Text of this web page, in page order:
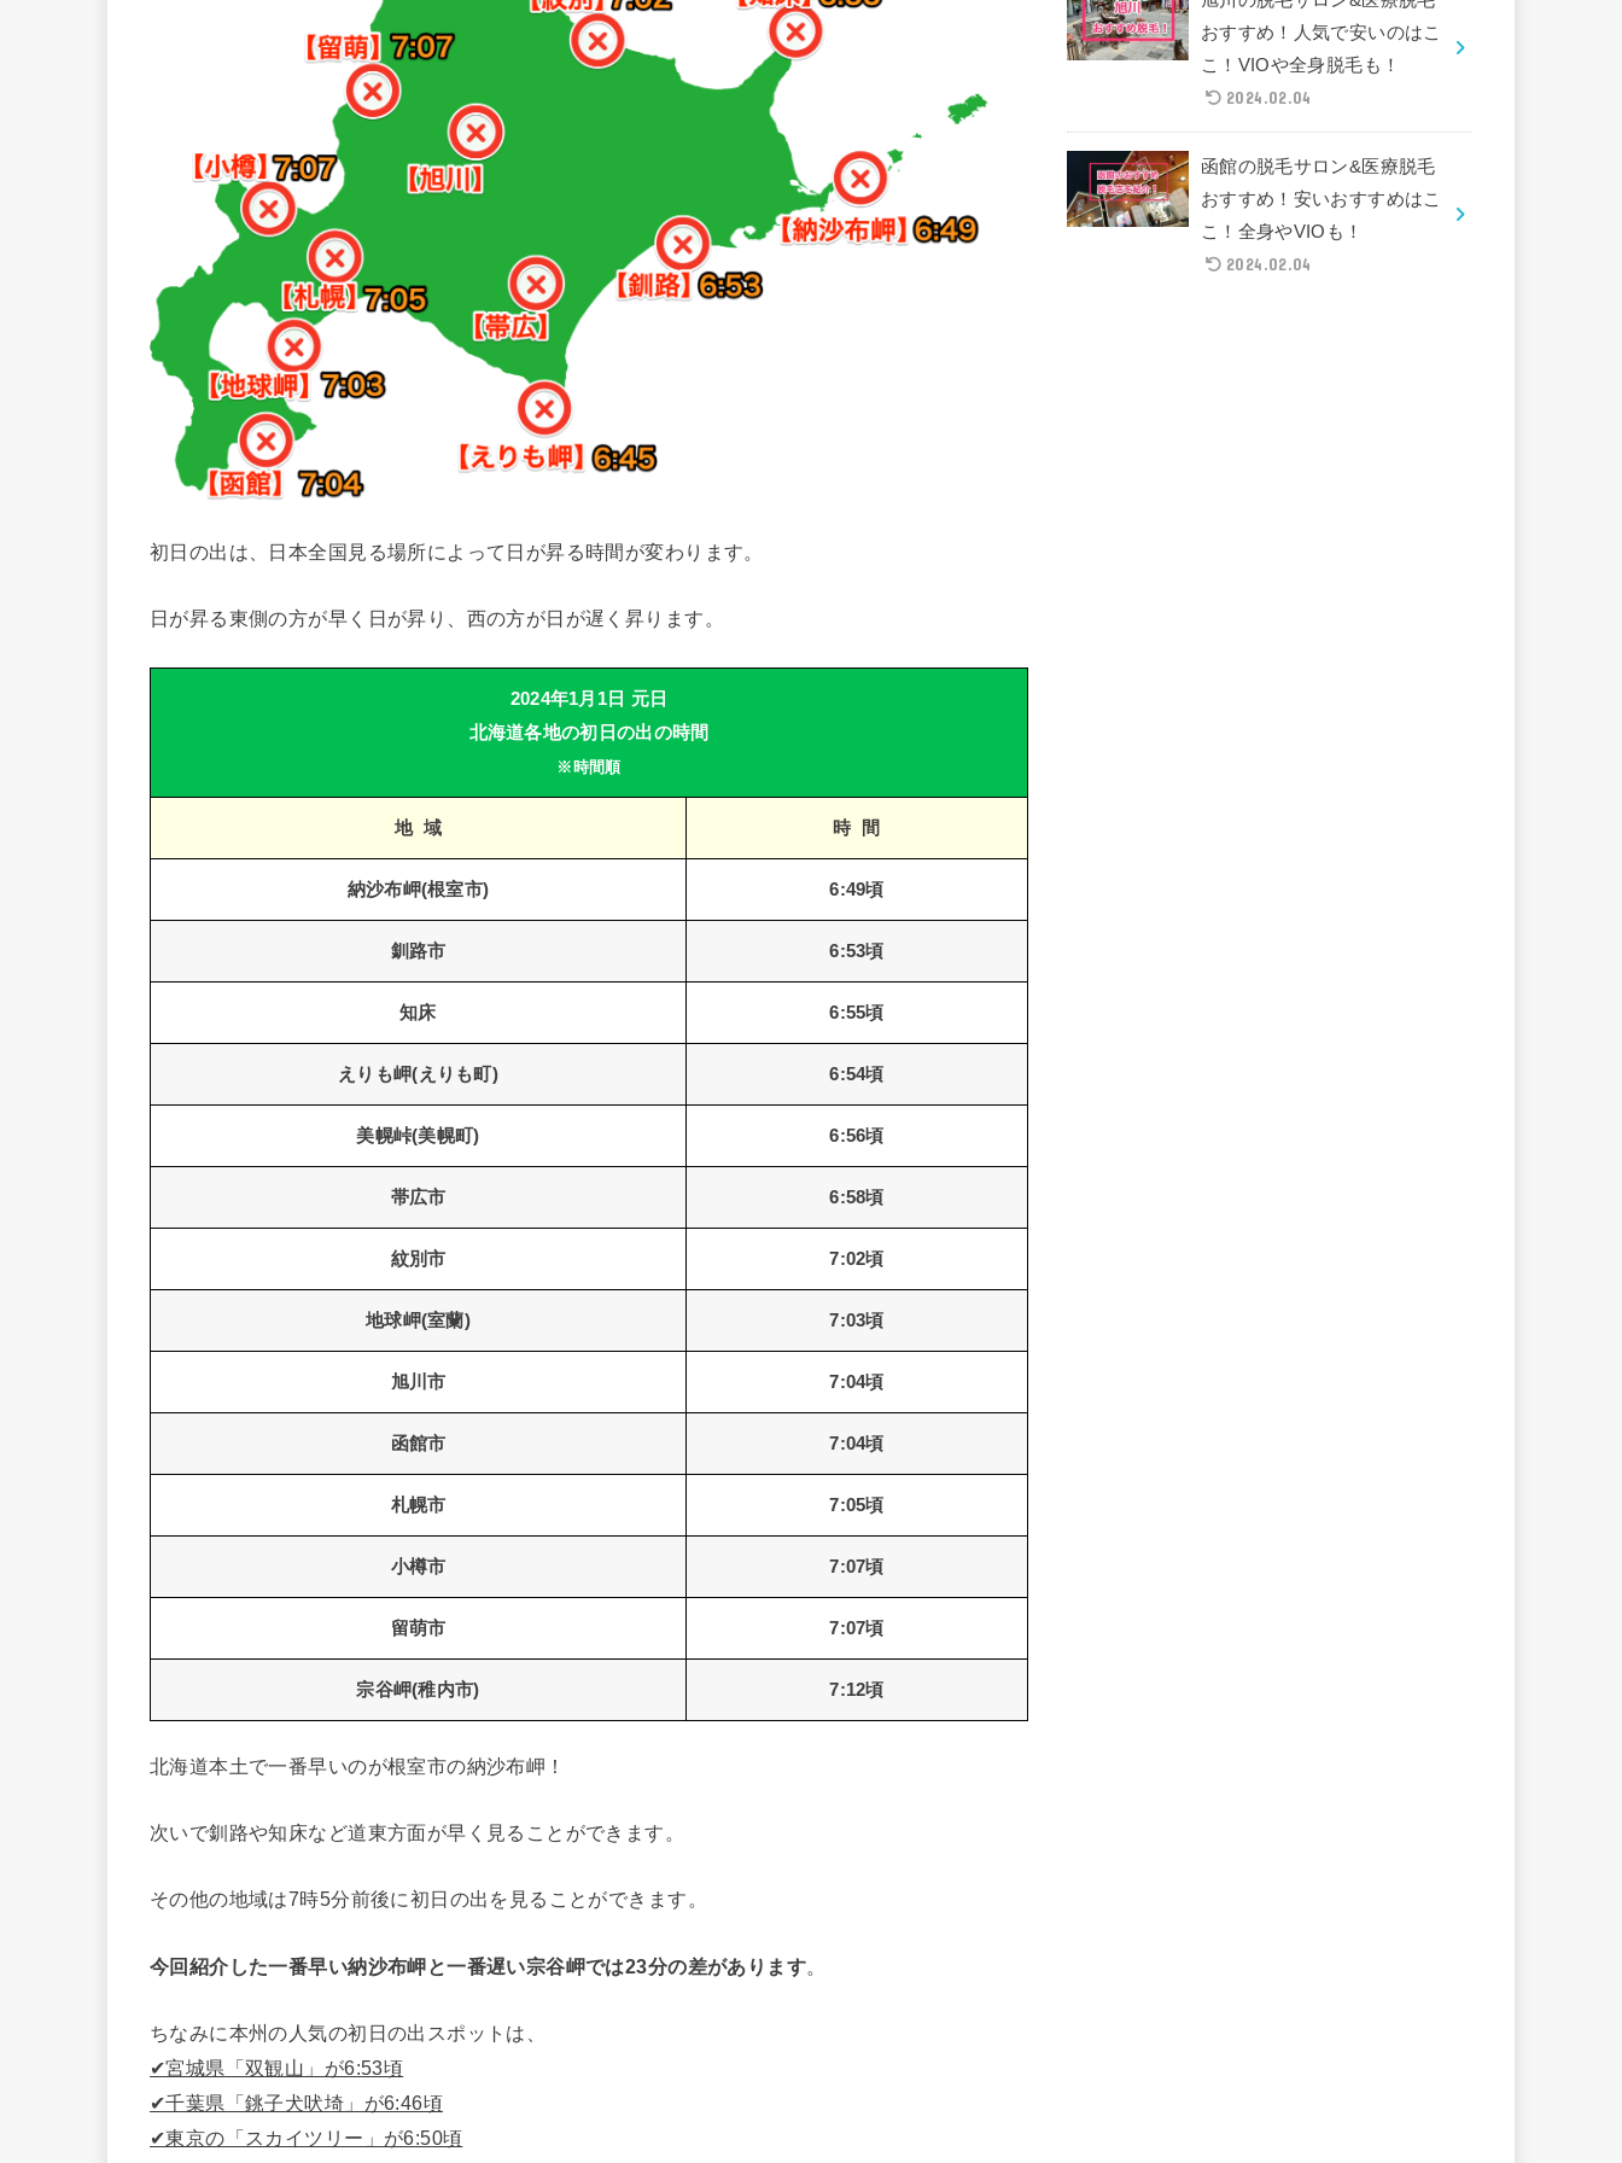
初日の出は、日本全国見る場所によって日が昇る時間が変わります。
日が昇る東側の方が早く日が昇り、西の方が日が遅く昇ります。
2024年1月1日 元日
北海道各地の初日の出の時間
※時間順
地 域 時 間
納沙布岬(根室市) 6:49頃
釧路市 6:53頃
知床 6:55頃
えりも岬(えりも町) 6:54頃
美幌峠(美幌町) 6:56頃
帯広市 6:58頃
紋別市 7:02頃
地球岬(室蘭) 7:03頃
旭川市 7:04頃
函館市 7:04頃
札幌市 7:05頃
小樽市 7:07頃
留萌市 7:07頃
宗谷岬(稚内市) 7:12頃
北海道本土で一番早いのが根室市の納沙布岬！
次いで釧路や知床など道東方面が早く見ることができます。
その他の地域は7時5分前後に初日の出を見ることができます。
今回紹介した一番早い納沙布岬と一番遅い宗谷岬では23分の差があります。
ちなみに本州の人気の初日の出スポットは、
✔︎宮城県「双観山」が6:53頃
✔︎千葉県「銚子犬吠埼」が6:46頃
✔︎東京の「スカイツリー」が6:50頃
おすすめ！人気で安いのはこ
こ！VIOや全身脱毛も！
2024.02.04
函館の脱毛サロン&医療脱毛
おすすめ！安いおすすめはこ
こ！全身やVIOも！
2024.02.04